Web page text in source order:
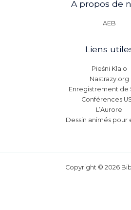
A propos de
AEB
Liens
Pieśni Klalo
Nastrazy.org
Enregistrement de
Conférences
L’Aurore
Dessin animés pour
Copyright © 2026